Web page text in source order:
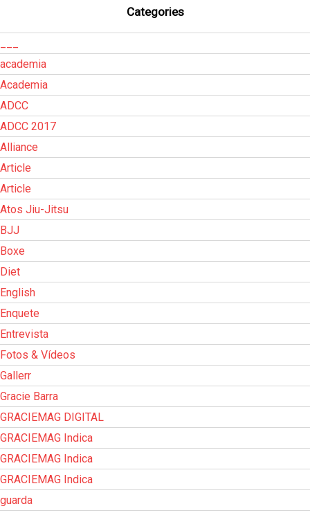
Categories
academia
Academia
ADCC
ADCC 2017
Alliance
Article
Article
Atos Jiu-Jitsu
BJJ
Boxe
Diet
English
Enquete
Entrevista
Fotos & Vídeos
Gallerr
Gracie Barra
GRACIEMAG DIGITAL
GRACIEMAG Indica
GRACIEMAG Indica
GRACIEMAG Indica
guarda